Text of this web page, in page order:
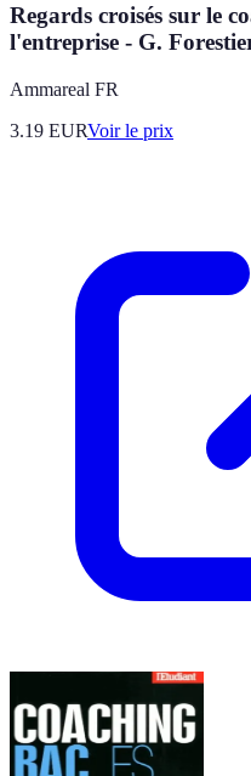
Regards croisés sur le
l'entreprise - G.
Ammareal FR
3.19 EURVoir le prix